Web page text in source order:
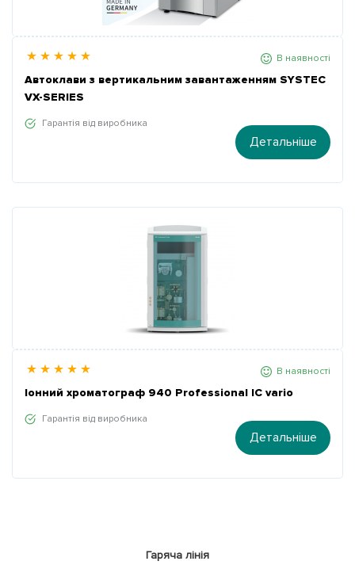
В наявності
Автоклави з вертикальним завантаженням SYSTEC
VX-SERIES
Гарантія від виробника
Детальніше
В наявності
Іонний хроматограф 940 Professional IC vario
Гарантія від виробника
Детальніше
Гаряча лінія